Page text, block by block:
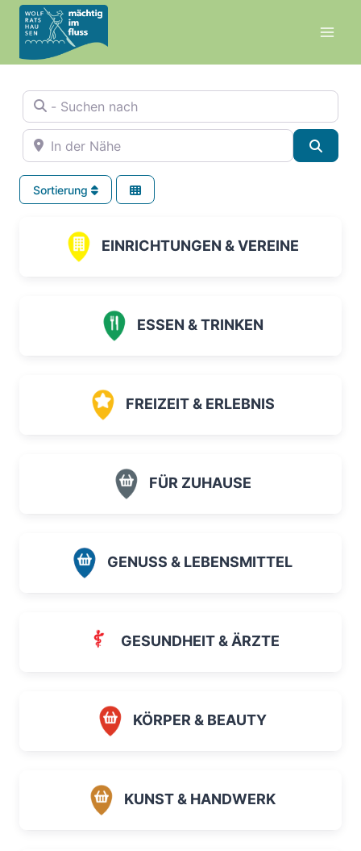
Zum
Inhalt
springen
- Suchen nach
In der Nähe
Sortierung
EINRICHTUNGEN & VEREINE
ESSEN & TRINKEN
FREIZEIT & ERLEBNIS
FÜR ZUHAUSE
GENUSS & LEBENSMITTEL
GESUNDHEIT & ÄRZTE
KÖRPER & BEAUTY
KUNST & HANDWERK